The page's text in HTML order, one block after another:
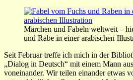
Märchen und Fabeln weltweit –
und Rabe in einer arabischen
Seit Februar treffe ich mich in der
„Dialog in Deutsch“ mit einem Mann
voneinander. Wir teilen einander etwas